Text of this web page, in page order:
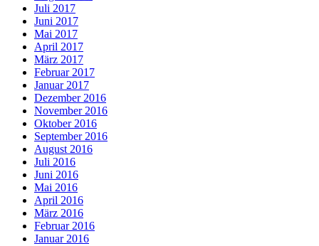
Juli 2017
Juni 2017
Mai 2017
April 2017
März 2017
Februar 2017
Januar 2017
Dezember 2016
November 2016
Oktober 2016
September 2016
August 2016
Juli 2016
Juni 2016
Mai 2016
April 2016
März 2016
Februar 2016
Januar 2016